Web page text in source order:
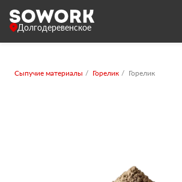
Долгодеревенское
Сыпучие материалы Горелик Горелик